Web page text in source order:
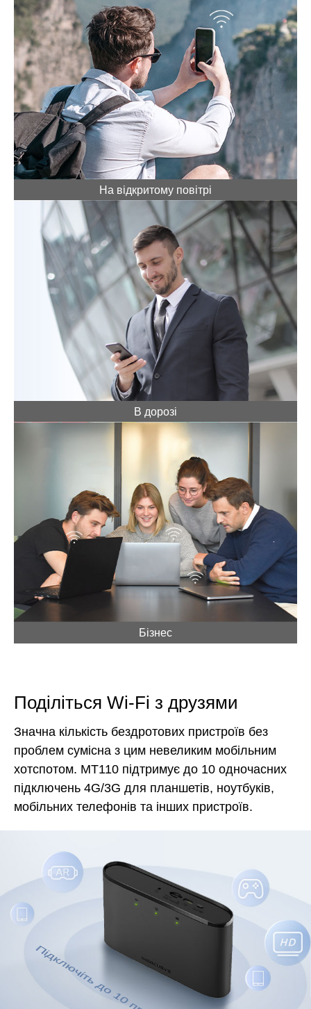
На відкритому повітрі
В дорозі
Бізнес
Поділіться Wi-Fi з друзями
Значна кількість бездротових пристроїв без
проблем сумісна з цим невеликим мобільним
хотспотом. MT110 підтримує до 10 одночасних
підключень 4G/3G для планшетів, ноутбуків,
мобільних телефонів та інших пристроїв.